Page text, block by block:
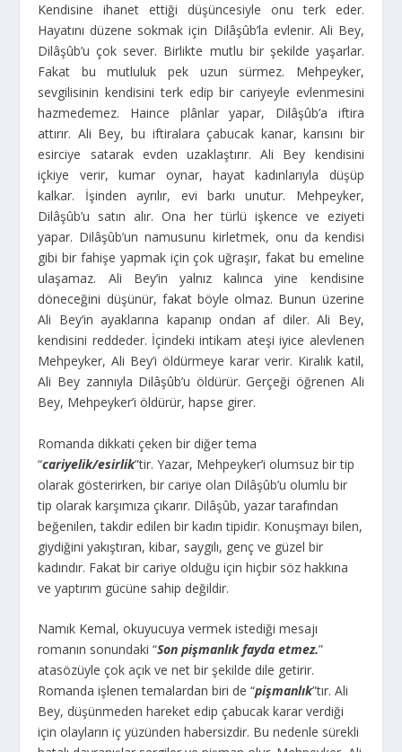
Kendisine ihanet ettiği düşüncesiyle onu terk eder.
Hayatını düzene sokmak için Dilâşûb’la evlenir. Ali Bey,
Dilâşûb’u çok sever. Birlikte mutlu bir şekilde yaşarlar.
Fakat bu mutluluk pek uzun sürmez. Mehpeyker,
sevgilisinin kendisini terk edip bir cariyeyle evlenmesini
hazmedemez. Haince plânlar yapar, Dilâşûb’a iftira
attırır. Ali Bey, bu iftiralara çabucak kanar, karısını bir
esirciye satarak evden uzaklaştırır. Ali Bey kendisini
içkiye verir, kumar oynar, hayat kadınlarıyla düşüp
kalkar. İşinden ayrılır, evi barkı unutur. Mehpeyker,
Dilâşûb’u satın alır. Ona her türlü işkence ve eziyeti
yapar. Dilâşûb’un namusunu kirletmek, onu da kendisi
gibi bir fahişe yapmak için çok uğraşır, fakat bu emeline
ulaşamaz. Ali Bey’in yalnız kalınca yine kendisine
döneceğini düşünür, fakat böyle olmaz. Bunun üzerine
Ali Bey’in ayaklarına kapanıp ondan af diler. Ali Bey,
kendisini reddeder. İçindeki intikam ateşi iyice alevlenen
Mehpeyker, Ali Bey’i öldürmeye karar verir. Kiralık katil,
Ali Bey zannıyla Dilâşûb’u öldürür. Gerçeği öğrenen Ali
Bey, Mehpeyker’i öldürür, hapse girer.
Romanda dikkati çeken bir diğer tema
“cariyelik/esirlik”tir. Yazar, Mehpeyker’i olumsuz bir tip
olarak gösterirken, bir cariye olan Dilâşûb’u olumlu bir
tip olarak karşımıza çıkarır. Dilâşûb, yazar tarafından
beğenilen, takdir edilen bir kadın tipidir. Konuşmayı bilen,
giydiğini yakıştıran, kibar, saygılı, genç ve güzel bir
kadındır. Fakat bir cariye olduğu için hiçbir söz hakkına
ve yaptırım gücüne sahip değildir.
Namık Kemal, okuyucuya vermek istediği mesajı
romanın sonundaki “Son pişmanlık fayda etmez.”
atasözüyle çok açık ve net bir şekilde dile getirir.
Romanda işlenen temalardan biri de “pişmanlık”tır. Ali
Bey, düşünmeden hareket edip çabucak karar verdiği
için olayların iç yüzünden habersizdir. Bu nedenle sürekli